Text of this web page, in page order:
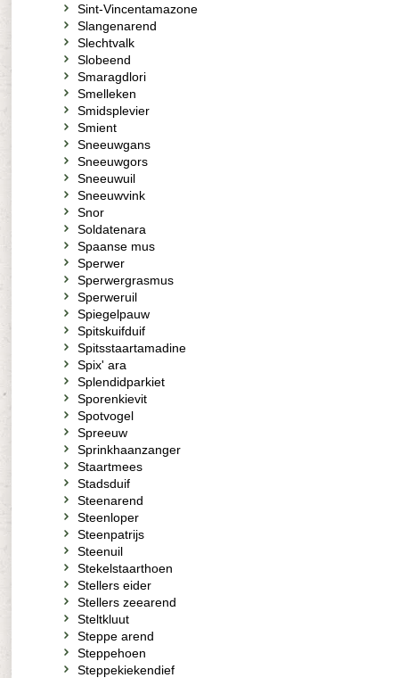
Sint-Vincentamazone
Slangenarend
Slechtvalk
Slobeend
Smaragdlori
Smelleken
Smidsplevier
Smient
Sneeuwgans
Sneeuwgors
Sneeuwuil
Sneeuwvink
Snor
Soldatenara
Spaanse mus
Sperwer
Sperwergrasmus
Sperweruil
Spiegelpauw
Spitskuifduif
Spitsstaartamadine
Spix' ara
Splendidparkiet
Sporenkievit
Spotvogel
Spreeuw
Sprinkhaanzanger
Staartmees
Stadsduif
Steenarend
Steenloper
Steenpatrijs
Steenuil
Stekelstaarthoen
Stellers eider
Stellers zeearend
Steltkluut
Steppe arend
Steppehoen
Steppekiekendief